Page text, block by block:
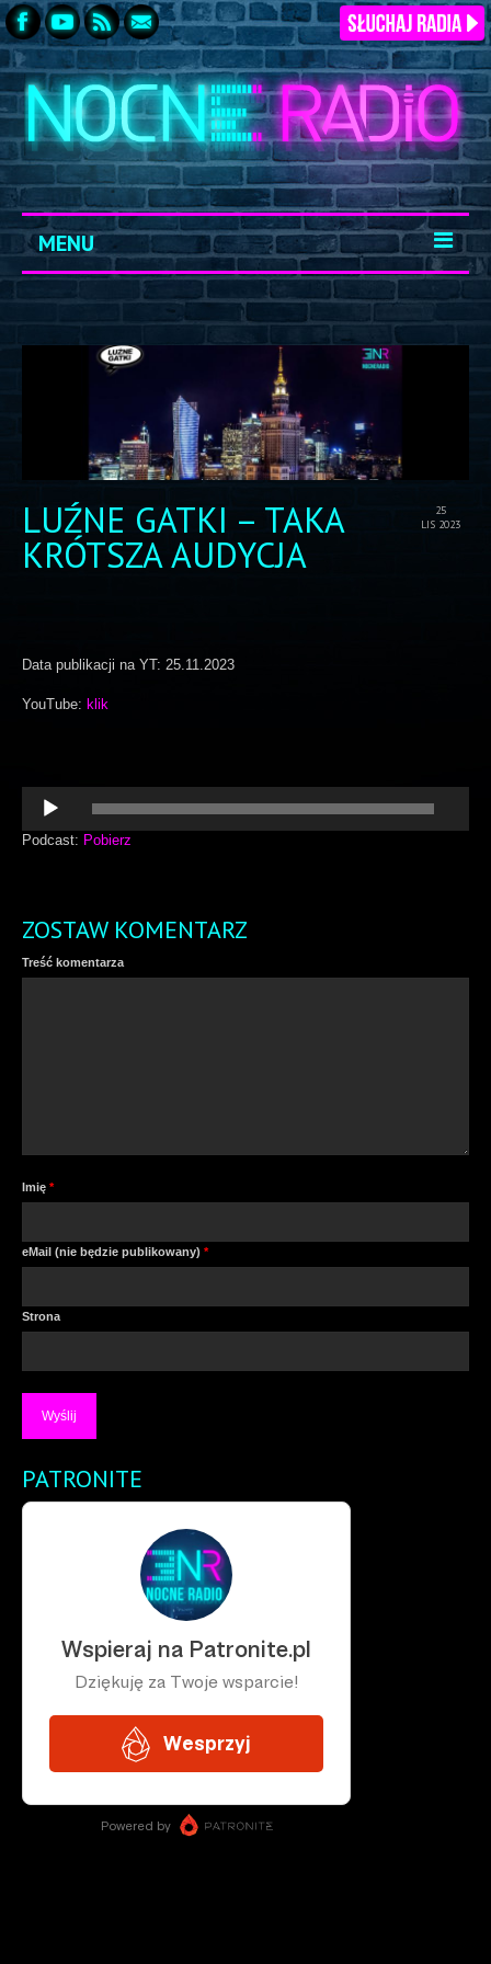
MENU
START
ARCHIWUM
LOGOWANIE
25
LIS 2023
LUŹNE GATKI – TAKA
KRÓTSZA AUDYCJA
Data publikacji na YT: 25.11.2023
YouTube: klik
Odtwarzacz
plików
dźwiękowych
Podcast: Pobierz
ZOSTAW KOMENTARZ
Treść komentarza
Imię *
eMail (nie będzie publikowany) *
Strona
PATRONITE